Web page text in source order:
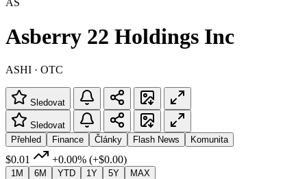
AS
Asberry 22 Holdings Inc
ASHI · OTC
Sledovat
Sledovat
Přehled
Finance Články Flash News Komunita
$0.01 +0.00% (+$0.00)
1M 6M YTD 1Y 5Y MAX